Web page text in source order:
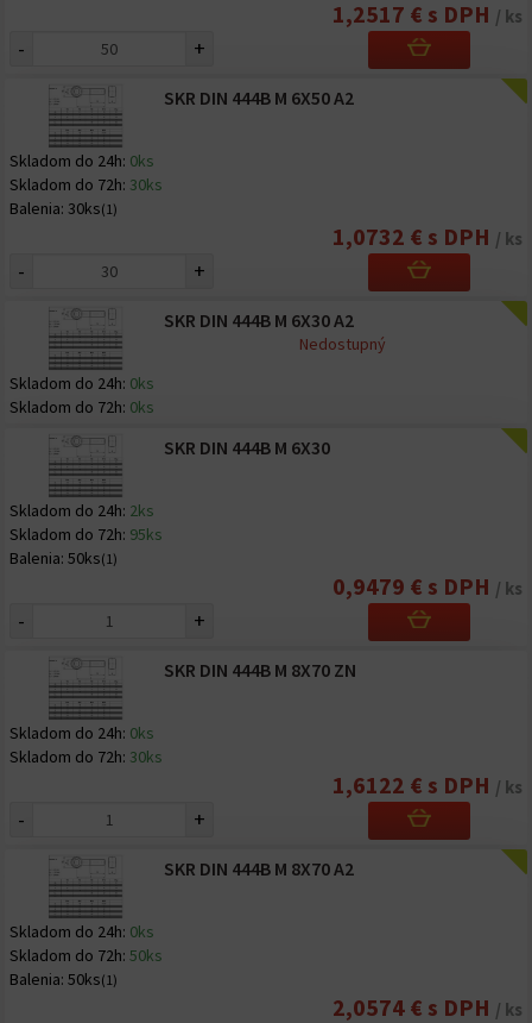
1,2517 € s DPH / ks
- +
SKR DIN 444B M 6X50 A2
Skladom do 24h: 0ks
Skladom do 72h: 30ks
Balenia: 30ks(1)
1,0732 € s DPH / ks
- +
SKR DIN 444B M 6X30 A2
Skladom do 24h: 0ks
Skladom do 72h: 0ks
Nedostupný
SKR DIN 444B M 6X30
Skladom do 24h: 2ks
Skladom do 72h: 95ks
Balenia: 50ks(1)
0,9479 € s DPH / ks
- +
SKR DIN 444B M 8X70 ZN
Skladom do 24h: 0ks
Skladom do 72h: 30ks
1,6122 € s DPH / ks
- +
SKR DIN 444B M 8X70 A2
Skladom do 24h: 0ks
Skladom do 72h: 50ks
Balenia: 50ks(1)
2,0574 € s DPH / ks